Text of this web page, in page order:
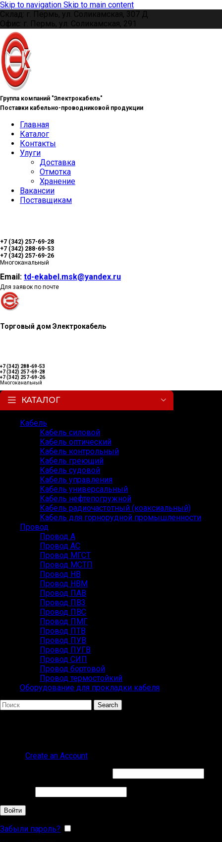
Skip to navigation Skip to main content
Склад: г. Пермь, ул. Соликамская, 307 Д
Офис: г. Пермь, ул. Соликамская, 291
Группа компаний "Электрокабель"
Поставки кабельно-проводниковой продукции
Главная
Каталог
Контакты
Улуги
Доставка
Отмотка
Хранение
Вакансии
Поставщикам
+7 (342) 257-69-28
+7 (342) 288-69-53
+7 (342) 257-69-26
Многоканальный
Email: td-ekabel.msk@yandex.ru
Для заявок по почте
Торговый дом Электрокабель
+7 (342) 288-69-53
+7 (342) 257-69-28
+7 (342) 257-69-26
Многоканальный
КАТАЛОГ
Кабель
Кабель силовой
Кабель оптический
Кабель контрольный
Кабель греющий
Кабель судовой
Кабель управления
Кабель универсальный
Кабель нефтепогружной
Кабель радиочастотный (коаксиальный)
Кабель для горнорудной промышленности
Провод
Провод А
Провод АС
Провод МГСТ
Провод МСТП
Провод НВ
Провод НВМ
Провод ПАВ
Провод ПВ3
Провод ПВС
Провод ПМГ
Провод ПТВ
Провод ПУВ
Провод ПУГВ
Провод СИП
Провод бортовой
Провод термостойкий
Оборудование для прокладки кабеля
Search
Create an Account
Войти
Забыли пароль?